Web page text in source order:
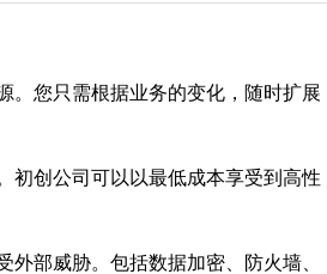
。您只需根据业务的变化，随时扩展
初创公司可以以最低成本享受到高性
部威胁。包括数据加密、防火墙、